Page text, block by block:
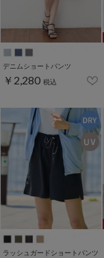
デニムショートパンツ
￥2,280 税込
ラッシュガードショートパンツ